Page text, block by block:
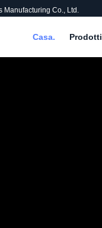
Manufacturing Co., Ltd.
Casa. Prodotti